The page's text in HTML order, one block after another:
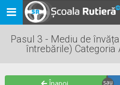
Toggle
navigation
Pasul 3 - Mediu de
întrebările) Categoria